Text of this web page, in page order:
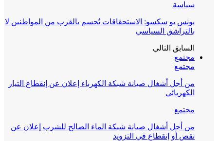
سياسة
يونس بو سكسو: الاستحقاقات تُحسم بالقرب من المواطنين لا
بالتراشق السياسي
السابق التالي
مجتمع
مجتمع
من أجل أشغال صيانة شبكة الكهرباء إعلان عن إنقطاع التيار
الكهربائي
مجتمع
من أجل أشغال صيانة شبكة الماء الصالح للشرب إعلان عن
نقص أو إنقطاع في التزويد